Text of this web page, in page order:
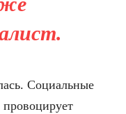
Социальные